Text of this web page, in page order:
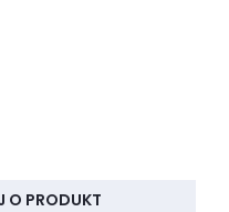
O PRODUKT